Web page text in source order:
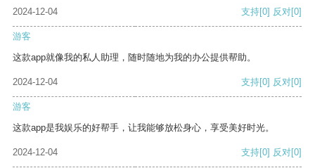
2024-12-04 支持[0] 反对[0]
游客
这款app就像我的私人助理，随时随地为我的办公提供帮助。
2024-12-04 支持[0] 反对[0]
游客
这款app是我娱乐的好帮手，让我能够放松身心，享受美好时光。
2024-12-04 支持[0] 反对[0]